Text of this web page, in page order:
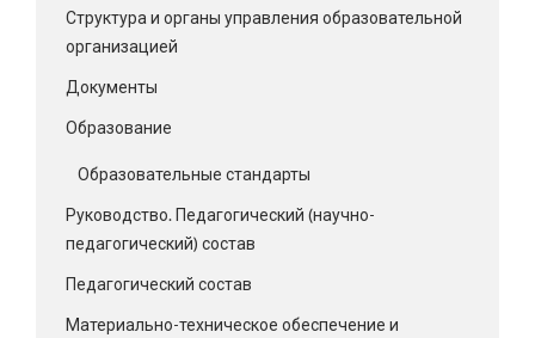
Структура и органы управления образовательной
организацией
Документы
Образование
Образовательные стандарты
Руководство. Педагогический (научно-
педагогический) состав
Педагогический состав
Материально-техническое обеспечение и